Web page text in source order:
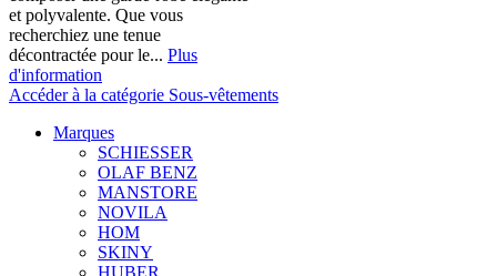
et polyvalente. Que vous
recherchiez une tenue
décontractée pour le... Plus
d'information
Accéder à la catégorie Sous-vêtements
Marques
SCHIESSER
OLAF BENZ
MANSTORE
NOVILA
HOM
SKINY
HUBER